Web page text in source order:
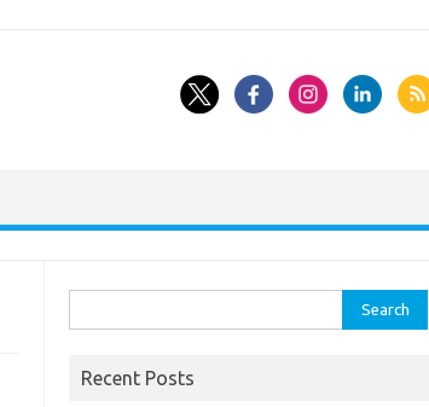
for:
Recent Posts